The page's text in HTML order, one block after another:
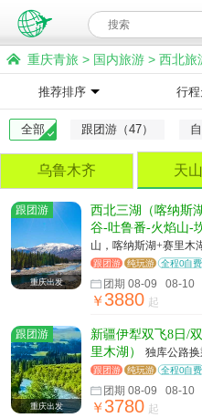
重庆青旅 > 国内旅游 > 西北旅
推荐排序 行
全部 跟团游（47）
乌鲁木齐 天
跟团游
重庆出发
西北三湖（喀纳斯
谷-吐鲁番-火焰山-
山，喀纳斯湖+赛里木
玩核心景区
跟团游 纯玩游 全程0自费
团期 08-09 08-
￥3880 起
跟团游
重庆出发
新疆伊犁双飞8日/
里木湖）
独库公路
跟团游 纯玩游 全程0自费
团期 08-09 08-
￥3780 起